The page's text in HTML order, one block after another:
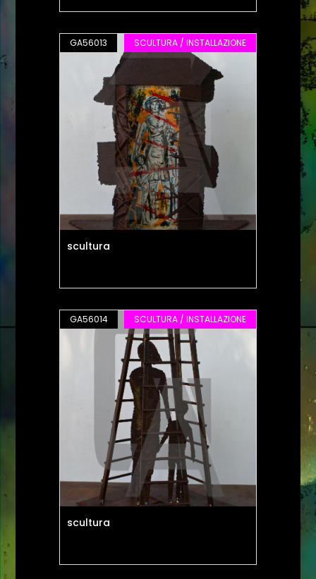
GA56013 SCULTURA / INSTALLAZIONE
scultura
GA56014 SCULTURA / INSTALLAZIONE
scultura